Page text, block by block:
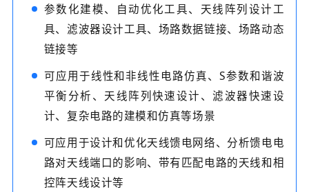
参数化建模、自动优化工具、天线阵列设计工
具、滤波器设计工具、场路数据链接、场路动态
链接等
可应用于线性和非线性电路仿真、S参数和谐波
平衡分析、天线阵列快速设计、滤波器快速设
计、复杂电路的建模和仿真等场景
可应用于设计和优化天线馈电网络、分析馈电电
路对天线端口的影响、带有匹配电路的天线和相
控阵天线设计等